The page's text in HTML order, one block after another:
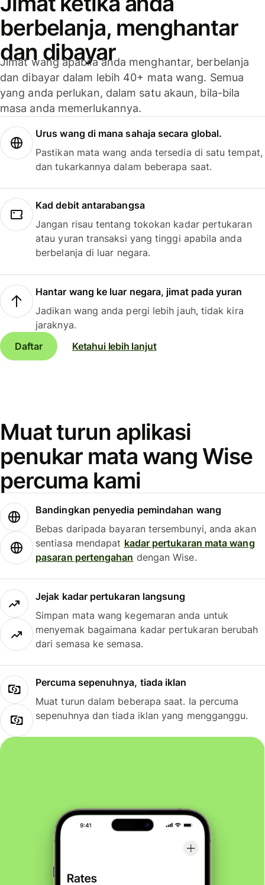
berbelanja, menghantar
dan dibayar
Jimat wang apabila anda menghantar, berbelanja
dan dibayar dalam lebih 40+ mata wang. Semua
yang anda perlukan, dalam satu akaun, bila-bila
masa anda memerlukannya.
Urus wang di mana sahaja secara global.
Pastikan mata wang anda tersedia di satu tempat,
dan tukarkannya dalam beberapa saat.
Kad debit antarabangsa
Jangan risau tentang tokokan kadar pertukaran
atau yuran transaksi yang tinggi apabila anda
berbelanja di luar negara.
Hantar wang ke luar negara, jimat pada yuran
Jadikan wang anda pergi lebih jauh, tidak kira
jaraknya.
Daftar
Ketahui lebih lanjut
Muat turun aplikasi
penukar mata wang Wise
percuma kami
Bandingkan penyedia pemindahan wang
Bebas daripada bayaran tersembunyi, anda akan
sentiasa mendapat kadar pertukaran mata wang
pasaran pertengahan dengan Wise.
Jejak kadar pertukaran langsung
Simpan mata wang kegemaran anda untuk
menyemak bagaimana kadar pertukaran berubah
dari semasa ke semasa.
Percuma sepenuhnya, tiada iklan
Muat turun dalam beberapa saat. Ia percuma
sepenuhnya dan tiada iklan yang mengganggu.